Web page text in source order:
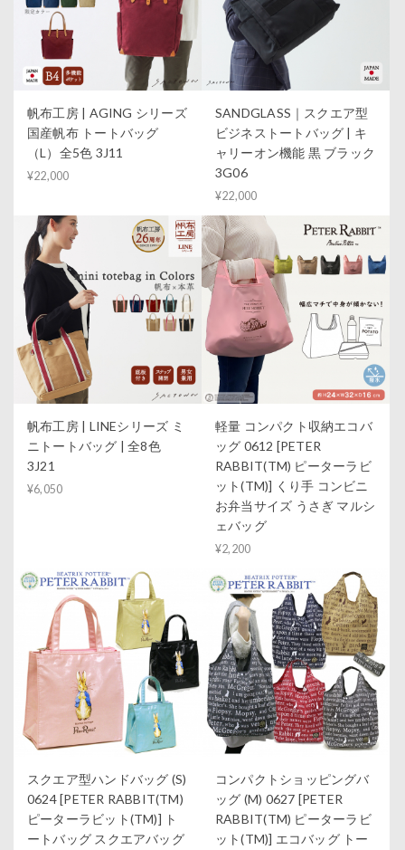
帆布工房 | AGING シリーズ
国産帆布 トートバッグ
（L）全5色 3J11
¥22,000
SANDGLASS｜スクエア型
ビジネストートバッグ | キ
ャリーオン機能 黒 ブラック
3G06
¥22,000
帆布工房 | LINEシリーズ ミ
ニトートバッグ | 全8色
3J21
¥6,050
軽量 コンパクト収納エコバ
ッグ 0612 [PETER
RABBIT(TM) ピーターラビ
ット(TM)] くり手 コンビニ
お弁当サイズ うさぎ マルシ
ェバッグ
¥2,200
スクエア型ハンドバッグ (S)
0624 [PETER RABBIT(TM)
ピーターラビット(TM)] ト
ートバッグ スクエアバッグ
コンパクトショッピングバ
ッグ (M) 0627 [PETER
RABBIT(TM) ピーターラビ
ット(TM)] エコバッグ トー